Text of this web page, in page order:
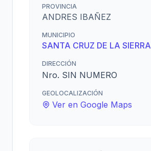
PROVINCIA
ANDRES IBAÑEZ
MUNICIPIO
SANTA CRUZ DE LA SIERRA
DIRECCIÓN
Nro. SIN NUMERO
GEOLOCALIZACIÓN
Ver en Google Maps